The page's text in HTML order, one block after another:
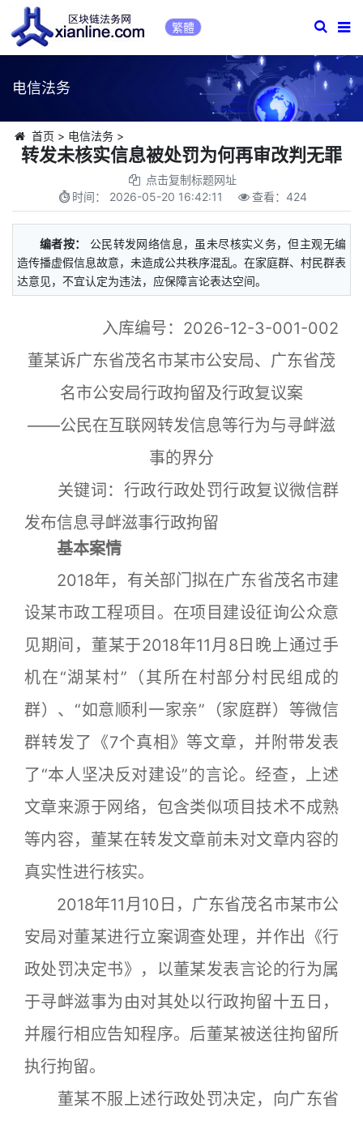
繁體
电信法务
首页 > 电信法务>
转发未核实信息被处罚为何再审改判无罪
点击复制标题网址
时间： 2026-05-20 16:42:11 查看： 424
编者按：
公民转发网络信息，虽未尽核实义务，但主观无编
造传播虚假信息故意，未造成公共秩序混乱。在家庭群、村民群表
达意见，不宜认定为违法，应保障言论表达空间。
入库编号：2026-12-3-001-002
董某诉广东省茂名市某市公安局、广东省茂
名市公安局行政拘留及行政复议案
——公民在互联网转发信息等行为与寻衅滋
事的界分
关键词：行政行政处罚行政复议微信群
发布信息寻衅滋事行政拘留
基本案情
2018年，有关部门拟在广东省茂名市建
设某市政工程项目。在项目建设征询公众意
见期间，董某于2018年11月8日晚上通过手
机在“湖某村”（其所在村部分村民组成的
群）、“如意顺利一家亲”（家庭群）等微信
群转发了《7个真相》等文章，并附带发表
了“本人坚决反对建设”的言论。经查，上述
文章来源于网络，包含类似项目技术不成熟
等内容，董某在转发文章前未对文章内容的
真实性进行核实。
2018年11月10日，广东省茂名市某市公
安局对董某进行立案调查处理，并作出《行
政处罚决定书》，以董某发表言论的行为属
于寻衅滋事为由对其处以行政拘留十五日，
并履行相应告知程序。后董某被送往拘留所
执行拘留。
董某不服上述行政处罚决定，向广东省